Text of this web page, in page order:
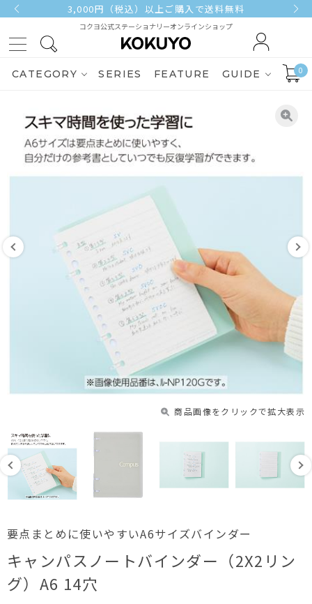
3,000円（税込）以上ご購入で送料無料
コクヨ公式ステーショナリーオンラインショップ
CATEGORY SERIES FEATURE GUIDE 0
商品画像をクリックで拡大表示
要点まとめに使いやすいA6サイズバインダー
キャンパスノートバインダー（2X2リン
グ）A6 14穴